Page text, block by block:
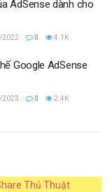
AdSense dành cho
0 4.1K
Google AdSense
2023 0 2.4K
Thủ Thuật